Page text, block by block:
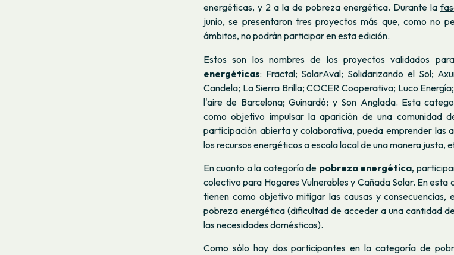
energéticas, y 2 a la de pobreza energética. Durante la
junio, se presentaron tres proyectos más que, como no
ámbitos, no podrán participar en esta edición.
Estos son los nombres de los proyectos validados
energéticas: Fractal; SolarAval; Solidarizando el Sol;
Candela; La Sierra Brilla; COCER Cooperativa; Luco
l'aire de Barcelona; Guinardó; y Son Anglada. Esta
como objetivo impulsar la aparición de una comunidad
participación abierta y colaborativa, pueda emprender las
los recursos energéticos a escala local de una manera justa,
En cuanto a la categoría de pobreza energética,
colectivo para Hogares Vulnerables y Cañada Solar. En esta
tienen como objetivo mitigar las causas y consecuencias,
pobreza energética (dificultad de acceder a una cantidad
las necesidades domésticas).
Como sólo hay dos participantes en la categoría de